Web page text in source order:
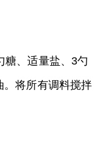
糖、适量盐、3勺
将所有调料搅拌